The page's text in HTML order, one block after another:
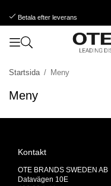
Betala efter leverans
Startsida / Meny
Meny
Kontakt
OTE BRANDS SWEDEN AB
Datavägen 10E